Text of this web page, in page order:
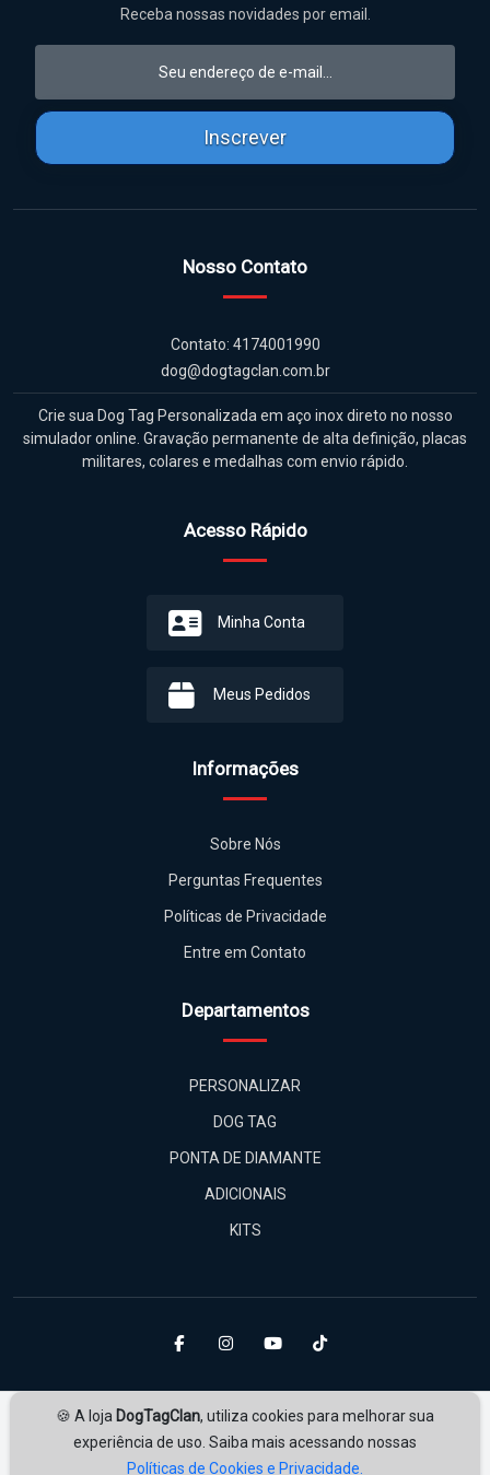
🍪 A loja DogTagClan, utiliza cookies para melhorar sua
experiência de uso. Saiba mais acessando nossas
Políticas de Cookies e Privacidade.
Receba nossas novidades por email.
Inscrever
Nosso Contato
Contato: 4174001990
dog@dogtagclan.com.br
Crie sua Dog Tag Personalizada em aço inox direto no nosso
simulador online. Gravação permanente de alta definição, placas
militares, colares e medalhas com envio rápido.
Acesso Rápido
Minha Conta
Meus Pedidos
Informações
Sobre Nós
Perguntas Frequentes
Políticas de Privacidade
Entre em Contato
Departamentos
PERSONALIZAR
DOG TAG
PONTA DE DIAMANTE
ADICIONAIS
KITS